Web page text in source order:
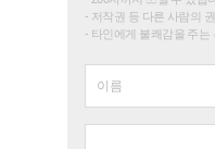
저작권 등 다른 사람의
타인에게 불쾌감을 주는